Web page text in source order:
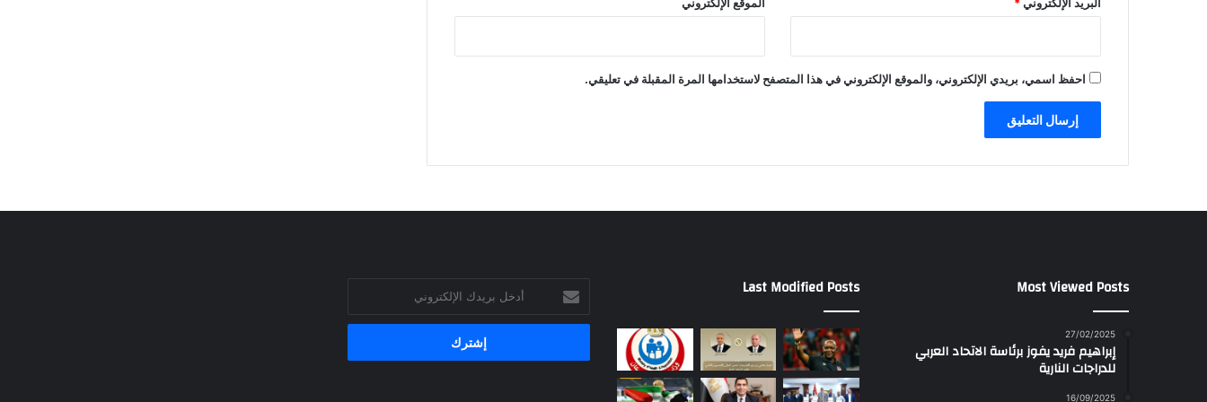
احفظ اسمي، بريدي الإلكتروني، والموقع الإلكتروني في هذا المتصفح لاستخدامها المرة المقبلة في تعليقي.
Most Viewed Posts
27/02/2025
إبراهيم فريد يفوز برئاسة الاتحاد العربي
للدراجات النارية
16/09/2025
Last Modified Posts
بريدك
الإلكتروني